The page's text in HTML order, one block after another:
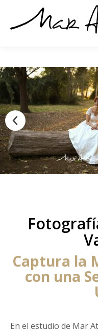
Captura la
con una
En el estudio de Mar